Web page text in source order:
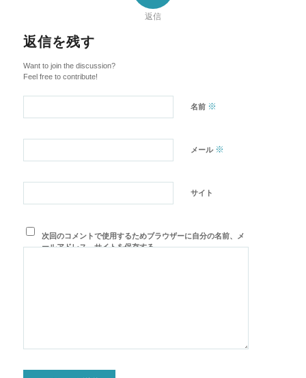
返信
返信を残す
Want to join the discussion?
Feel free to contribute!
名前 ※
メール ※
サイト
次回のコメントで使用するためブラウザーに自分の名前、メ
ールアドレス、サイトを保存する。